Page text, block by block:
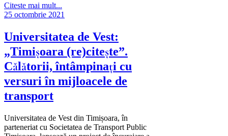
Citeste mai mult...
25 octombrie 2021
Universitatea de Vest:
„Timișoara (re)citește”.
Călătorii, întâmpinați cu
versuri în mijloacele de
transport
Universitatea de Vest din Timișoara, în
parteneriat cu Societatea de Transport Public